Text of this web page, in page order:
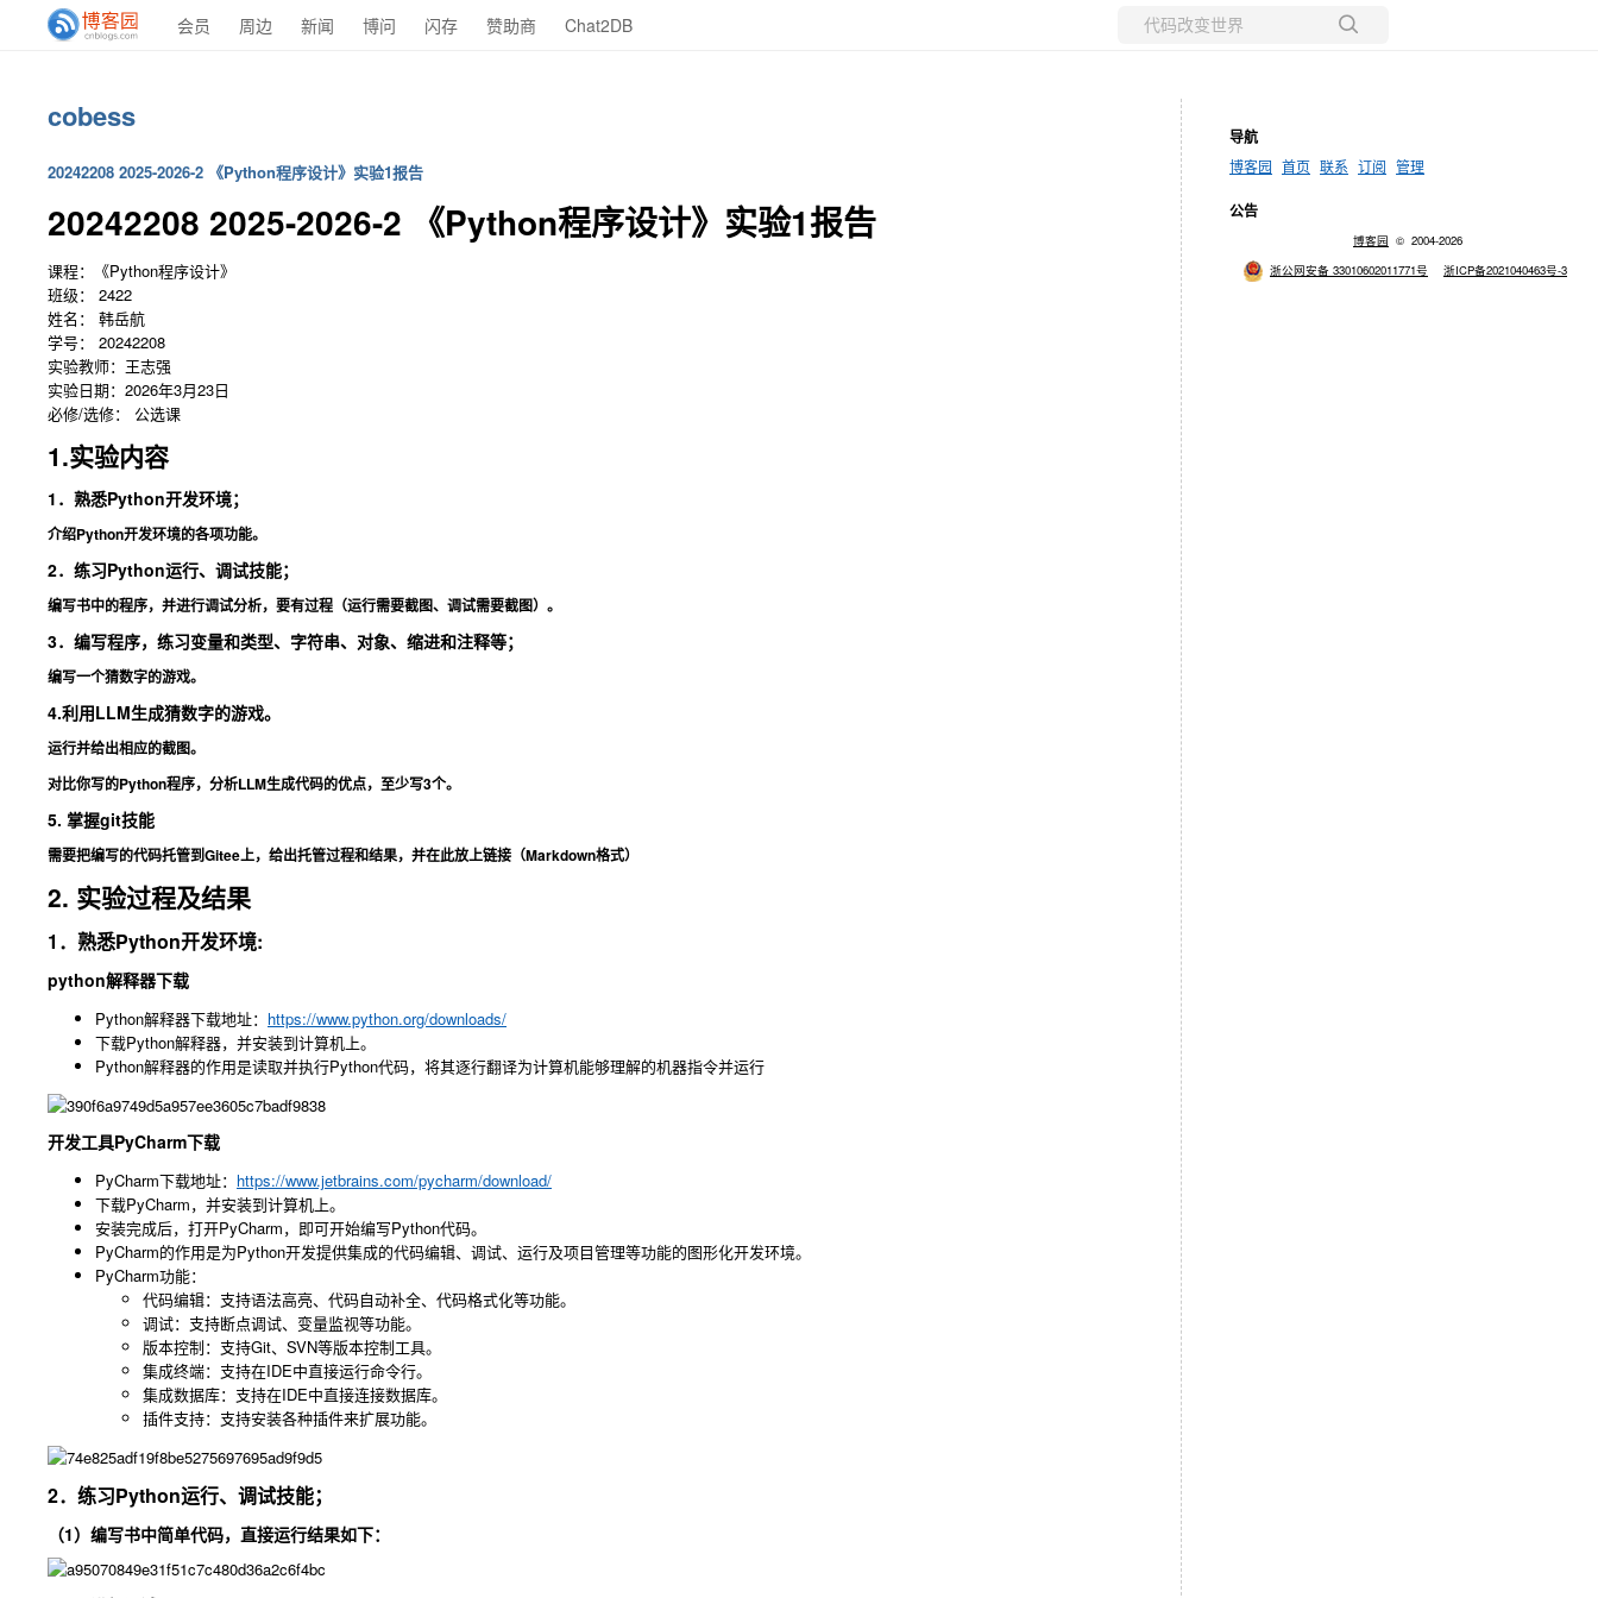
会员 周边 新闻 博问 闪存 赞助商 Chat2DB
cobess
20242208 2025-2026-2 《Python程序设计》实验1报告
20242208 2025-2026-2 《Python程序设计》实验1报告
课程：《Python程序设计》
班级： 2422
姓名： 韩岳航
学号： 20242208
实验教师：王志强
实验日期：2026年3月23日
必修/选修： 公选课
1.实验内容
1．熟悉Python开发环境；
介绍Python开发环境的各项功能。
2．练习Python运行、调试技能；
编写书中的程序，并进行调试分析，要有过程（运行需要截图、调试需要截图）。
3．编写程序，练习变量和类型、字符串、对象、缩进和注释等；
编写一个猜数字的游戏。
4.利用LLM生成猜数字的游戏。
运行并给出相应的截图。
对比你写的Python程序，分析LLM生成代码的优点，至少写3个。
5. 掌握git技能
需要把编写的代码托管到Gitee上，给出托管过程和结果，并在此放上链接（Markdown格式）
2. 实验过程及结果
1．熟悉Python开发环境:
python解释器下载
Python解释器下载地址： https://www.python.org/downloads/
下载Python解释器，并安装到计算机上。
Python解释器的作用是读取并执行Python代码，将其逐行翻译为计算机能够理解的机器指令并运行
开发工具PyCharm下载
PyCharm下载地址： https://www.jetbrains.com/pycharm/download/
下载PyCharm，并安装到计算机上。
安装完成后，打开PyCharm，即可开始编写Python代码。
PyCharm的作用是为Python开发提供集成的代码编辑、调试、运行及项目管理等功能的图形化开发环境。
PyCharm功能：
代码编辑：支持语法高亮、代码自动补全、代码格式化等功能。
调试：支持断点调试、变量监视等功能。
版本控制：支持Git、SVN等版本控制工具。
集成终端：支持在IDE中直接运行命令行。
集成数据库：支持在IDE中直接连接数据库。
插件支持：支持安装各种插件来扩展功能。
2．练习Python运行、调试技能；
（1）编写书中简单代码，直接运行结果如下：
导航
博客园 首页 联系 订阅 管理
公告
博客园 © 2004-2026
浙公网安备 33010602011771号
浙ICP备2021040463号-3